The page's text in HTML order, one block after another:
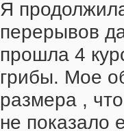
Я
перерывов
прошла 4
грибы. Мое
размера ,
не показало